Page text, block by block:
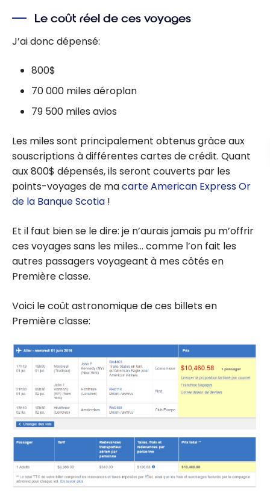
Le coût réel de ces voyages
J’ai donc dépensé:
800$
70 000 miles aéroplan
79 500 miles avios
Les miles sont principalement obtenus grâce aux
souscriptions à différentes cartes de crédit. Quant
aux 800$ dépensés, ils seront couverts par les
points-voyages de macarte American Express Or
de la Banque Scotia !
Et il faut bien se le dire: je n’aurais jamais pu m’offrir
ces voyages sans les miles… comme l’on fait les
autres passagers voyageant à mes côtés en
Première classe.
Voici le coût astronomique de ces billets en
Première classe: